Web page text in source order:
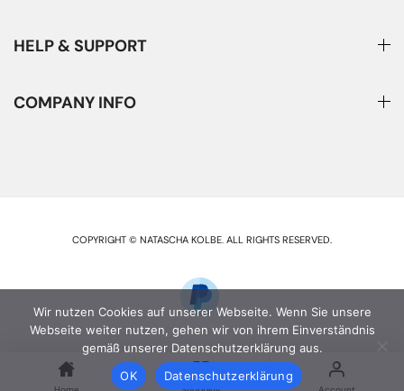
HELP & SUPPORT
COMPANY INFO
COPYRIGHT © NATASCHA KOLBE. ALL RIGHTS RESERVED.
Wir nutzen Cookies auf unserer Webseite. Wenn Sie unsere
Webseite weiter nutzen, gehen wir von ihrem Einverständnis
gemäß unserer Datenschutzerklärung aus.
OK
Datenschutzerklärung